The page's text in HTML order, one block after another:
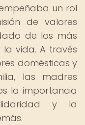
un rol
de valores
de los más
vida. A través
domésticas y
las madres
la importancia
y la